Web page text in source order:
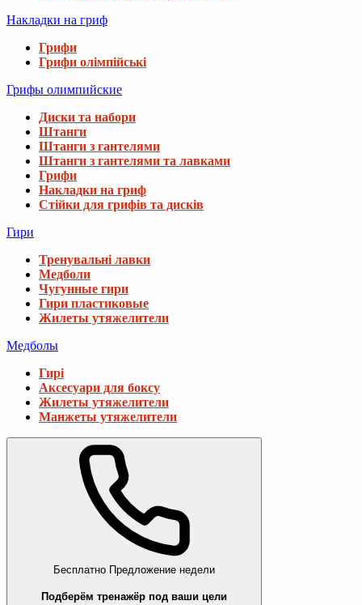
Накладки на гриф
Грифи
Грифи олімпійські
Грифы олимпийские
Диски та набори
Штанги
Штанги з гантелями
Штанги з гантелями та лавками
Грифи
Накладки на гриф
Стійки для грифів та дисків
Гири
Тренувальні лавки
Медболи
Чугунные гири
Гири пластиковые
Жилеты утяжелители
Медболы
Гирі
Аксесуари для боксу
Жилеты утяжелители
Манжеты утяжелители
Бесплатно Предложение недели
Подберём тренажёр под ваши цели